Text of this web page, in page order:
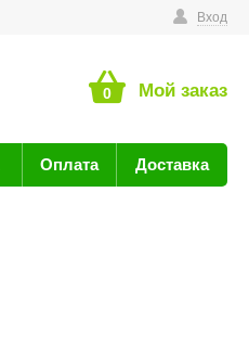
Вход
0 Мой заказ
Оплата Доставка